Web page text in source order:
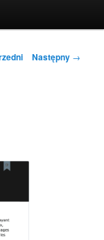
Następny →